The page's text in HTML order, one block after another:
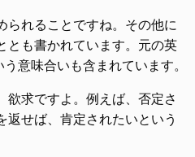
られることですね。その他に
とも書かれています。元の英
意味合いも含まれています。
欲求ですよ。例えば、否定さ
返せば、肯定されたいという